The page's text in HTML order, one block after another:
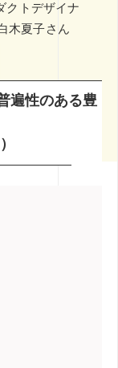
クトデザイナ
木夏子さん
遍性のある豊